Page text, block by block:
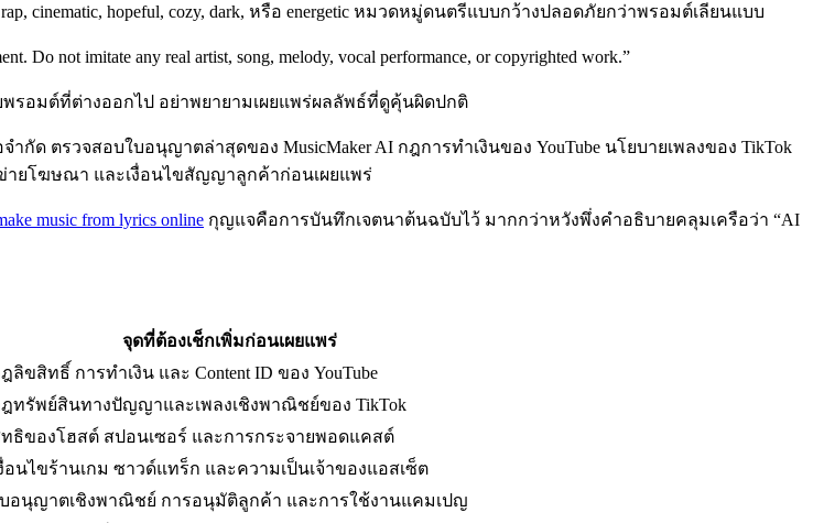
cinematic, hopeful, cozy, dark, หรือ energetic หมวดหมู่ดนตรีแบบกว้างปลอดภัยกว่าพรอมต์เลียนแบบ
not imitate any real artist, song, melody, vocal performance, or copyrighted work.”
รอมต์ที่ต่างออกไป อย่าพยายามเผยแพร่ผลลัพธ์ที่ดูคุ้นผิดปกติ
ด ตรวจสอบใบอนุญาตล่าสุดของ MusicMaker AI กฎการทำเงินของ YouTube นโยบายเพลงของ TikTok
ายโฆษณา และเงื่อนไขสัญญาลูกค้าก่อนเผยแพร่
music from lyrics online กุญแจคือการบันทึกเจตนาต้นฉบับไว้ มากกว่าหวังพึ่งคำอธิบายคลุมเครือว่า “AI
จุดที่ต้องเช็กเพิ่มก่อนเผยแพร่
ลิขสิทธิ์ การทำเงิน และ Content ID ของ YouTube
ทรัพย์สินทางปัญญาและเพลงเชิงพาณิชย์ของ TikTok
ธิของโฮสต์ สปอนเซอร์ และการกระจายพอดแคสต์
อนไขร้านเกม ซาวด์แทร็ก และความเป็นเจ้าของแอสเซ็ต
อนุญาตเชิงพาณิชย์ การอนุมัติลูกค้า และการใช้งานแคมเปญ